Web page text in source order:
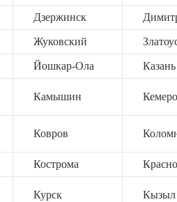
Дзержинск
Жуковский
Йошкар-Ола Казань
Камышин
Ковров
Кострома
Курск Кызыл